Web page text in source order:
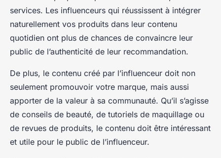
services. Les influenceurs qui réussissent à intégrer
naturellement vos produits dans leur contenu
quotidien ont plus de chances de convaincre leur
public de l’authenticité de leur recommandation.
De plus, le contenu créé par l’influenceur doit non
seulement promouvoir votre marque, mais aussi
apporter de la valeur à sa communauté. Qu’il s’agisse
de conseils de beauté, de tutoriels de maquillage ou
de revues de produits, le contenu doit être intéressant
et utile pour le public de l’influenceur.